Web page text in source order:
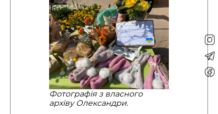
Фотографія з власного
архіву Олександри.